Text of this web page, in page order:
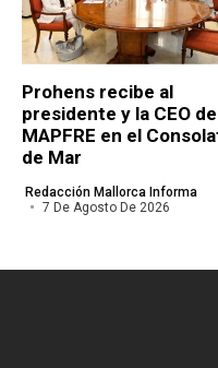
Prohens recibe al
presidente y la CEO de
MAPFRE en el
de Mar
Redacción Mallorca Informa
7 De Agosto De 2026